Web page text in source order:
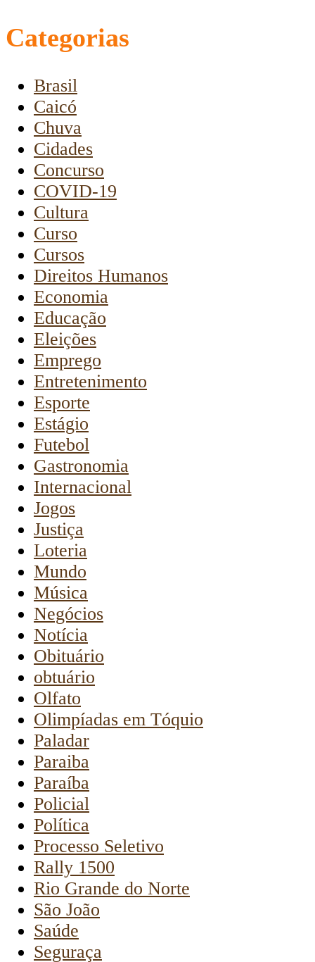
Categorias
Brasil
Caicó
Chuva
Cidades
Concurso
COVID-19
Cultura
Curso
Cursos
Direitos Humanos
Economia
Educação
Eleições
Emprego
Entretenimento
Esporte
Estágio
Futebol
Gastronomia
Internacional
Jogos
Justiça
Loteria
Mundo
Música
Negócios
Notícia
Obituário
obtuário
Olfato
Olimpíadas em Tóquio
Paladar
Paraiba
Paraíba
Policial
Política
Processo Seletivo
Rally 1500
Rio Grande do Norte
São João
Saúde
Seguraça